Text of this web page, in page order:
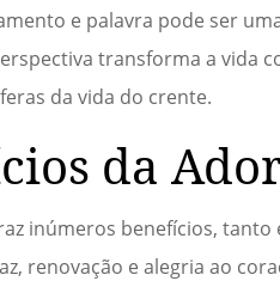
e palavra pode ser
transforma a vida
da vida do crente.
da
inúmeros benefícios,
renovação e alegria ao